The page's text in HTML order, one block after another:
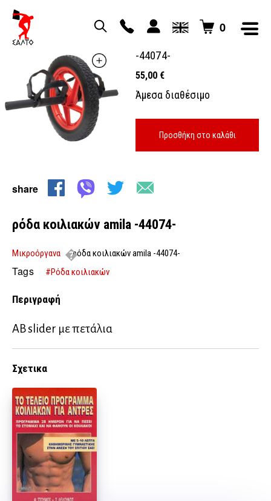
0
-44074-
55,00 €
Άμεσα διαθέσιμο
Προσθήκη στο καλάθι
share
ρόδα κοιλιακών amila -44074-
Μικροόργανα ρόδα κοιλιακών amila -44074-
Tags #Ρόδα κοιλιακών
Περιγραφή
AB slider με πετάλια
Σχετικα